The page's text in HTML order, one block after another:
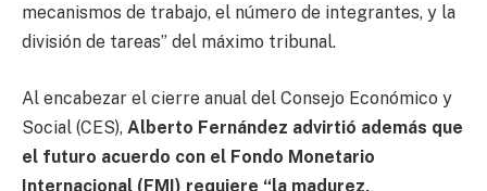
mecanismos de trabajo, el número de integrantes, y la
división de tareas” del máximo tribunal.
Al encabezar el cierre anual del Consejo Económico y
Social (CES), Alberto Fernández advirtió además que
el futuro acuerdo con el Fondo Monetario
Internacional (FMI) requiere “la madurez,